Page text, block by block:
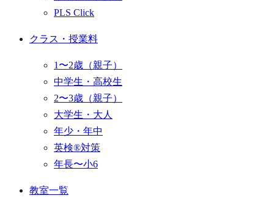
PLS Click
クラス・授業料
1〜2歳（親子）
中学生・高校生
2〜3歳（親子）
大学生・大人
年少・年中
英検®対策
年長〜小6
教室一覧